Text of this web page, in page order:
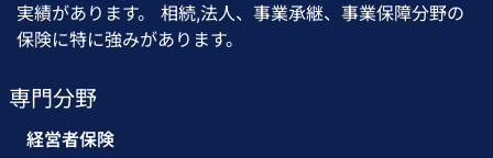
実績があります。 相続,法人、事業承継、事業保障分野の
保険に特に強みがあります。
専門分野
経営者保険